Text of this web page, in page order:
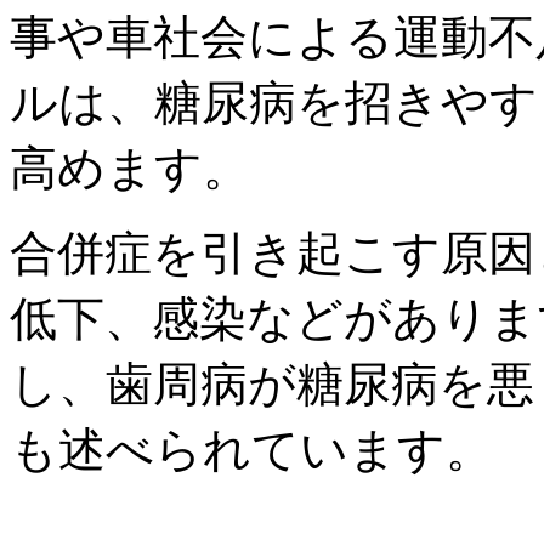
事や車社会による運動
ルは、糖尿病を招きや
高めます。
合併症を引き起こす原
低下、感染などがあり
し、歯周病が糖尿病を
も述べられています。